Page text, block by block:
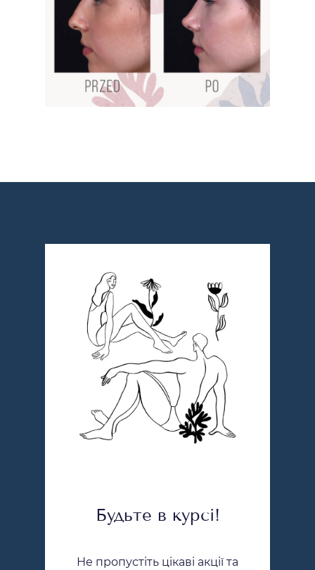
Будьте в курсі!
Не пропустіть цікаві акції та